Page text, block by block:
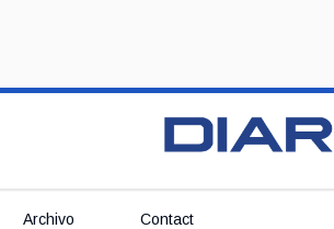
Archivo Contact